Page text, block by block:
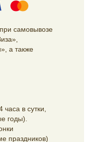
самовывозе
а также
в сутки,
годы).
праздников)